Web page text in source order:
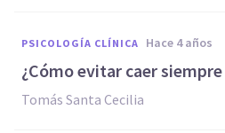
PSICOLOGÍA CLÍNICA hace 4 años
¿Cómo evitar caer
Tomás Santa Cecilia